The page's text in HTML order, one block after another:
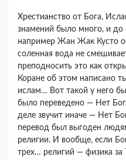
Хрестианство от Бога,
знамений было много, и
например Жан Жак Кусто
соленная вода не
преподносить это как
Коране об этом написано
ислам… Вот такой у него
было переведено — Нет
деле звучит иначе — Нет
перевод был выгоден
религии. И вообще, если
трех… религий — физика за